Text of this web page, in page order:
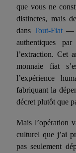
que vous ne
distinctes, mais
dansTout-Fiat —
authentiques
l’extraction. Cet
monnaie fiat
l’expérience
fabriquant la
décret plutôt que
Mais l’opération
culturel que j’ai
pas seulement